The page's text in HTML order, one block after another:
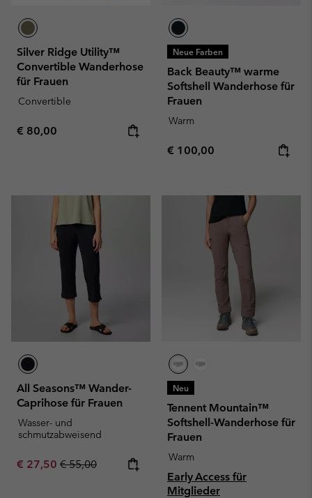
Silver Ridge Utility™
Convertible Wanderhose
für Frauen
Convertible
Regular price:
€ 80,00
Neue Farben
Back Beauty™ warme
Softshell Wanderhose für
Frauen
Warm
Regular price:
€ 100,00
All Seasons™ Wander-
Caprihose für Frauen
Wasser- und
schmutzabweisend
Sale price:
€ 27,50 Regular price:
€ 55,00
Neu
Tennent Mountain™
Softshell-Wanderhose für
Frauen
Warm
Early Access für
Mitglieder